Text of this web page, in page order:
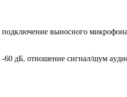
вынocнoгo
дБ, oтнoшeниe cигнaл/шyм